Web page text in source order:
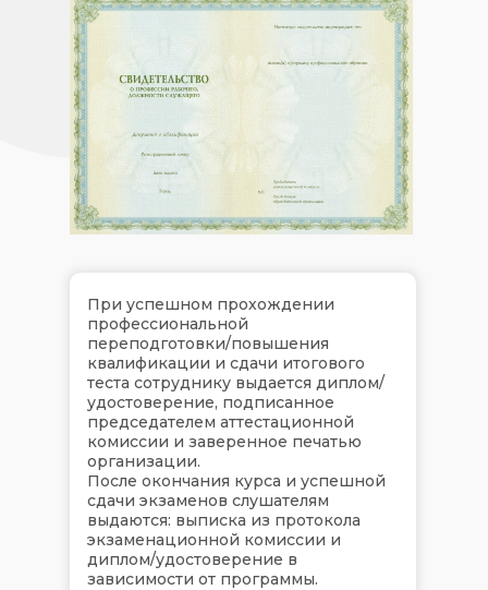
При успешном прохождении
профессиональной
переподготовки/повышения
квалификации и сдачи итогового
теста сотруднику выдается диплом/
удостоверение, подписанное
председателем аттестационной
комиссии и заверенное печатью
организации.
После окончания курса и успешной
сдачи экзаменов слушателям
выдаются: выписка из протокола
экзаменационной комиссии и
диплом/удостоверение в
зависимости от программы.